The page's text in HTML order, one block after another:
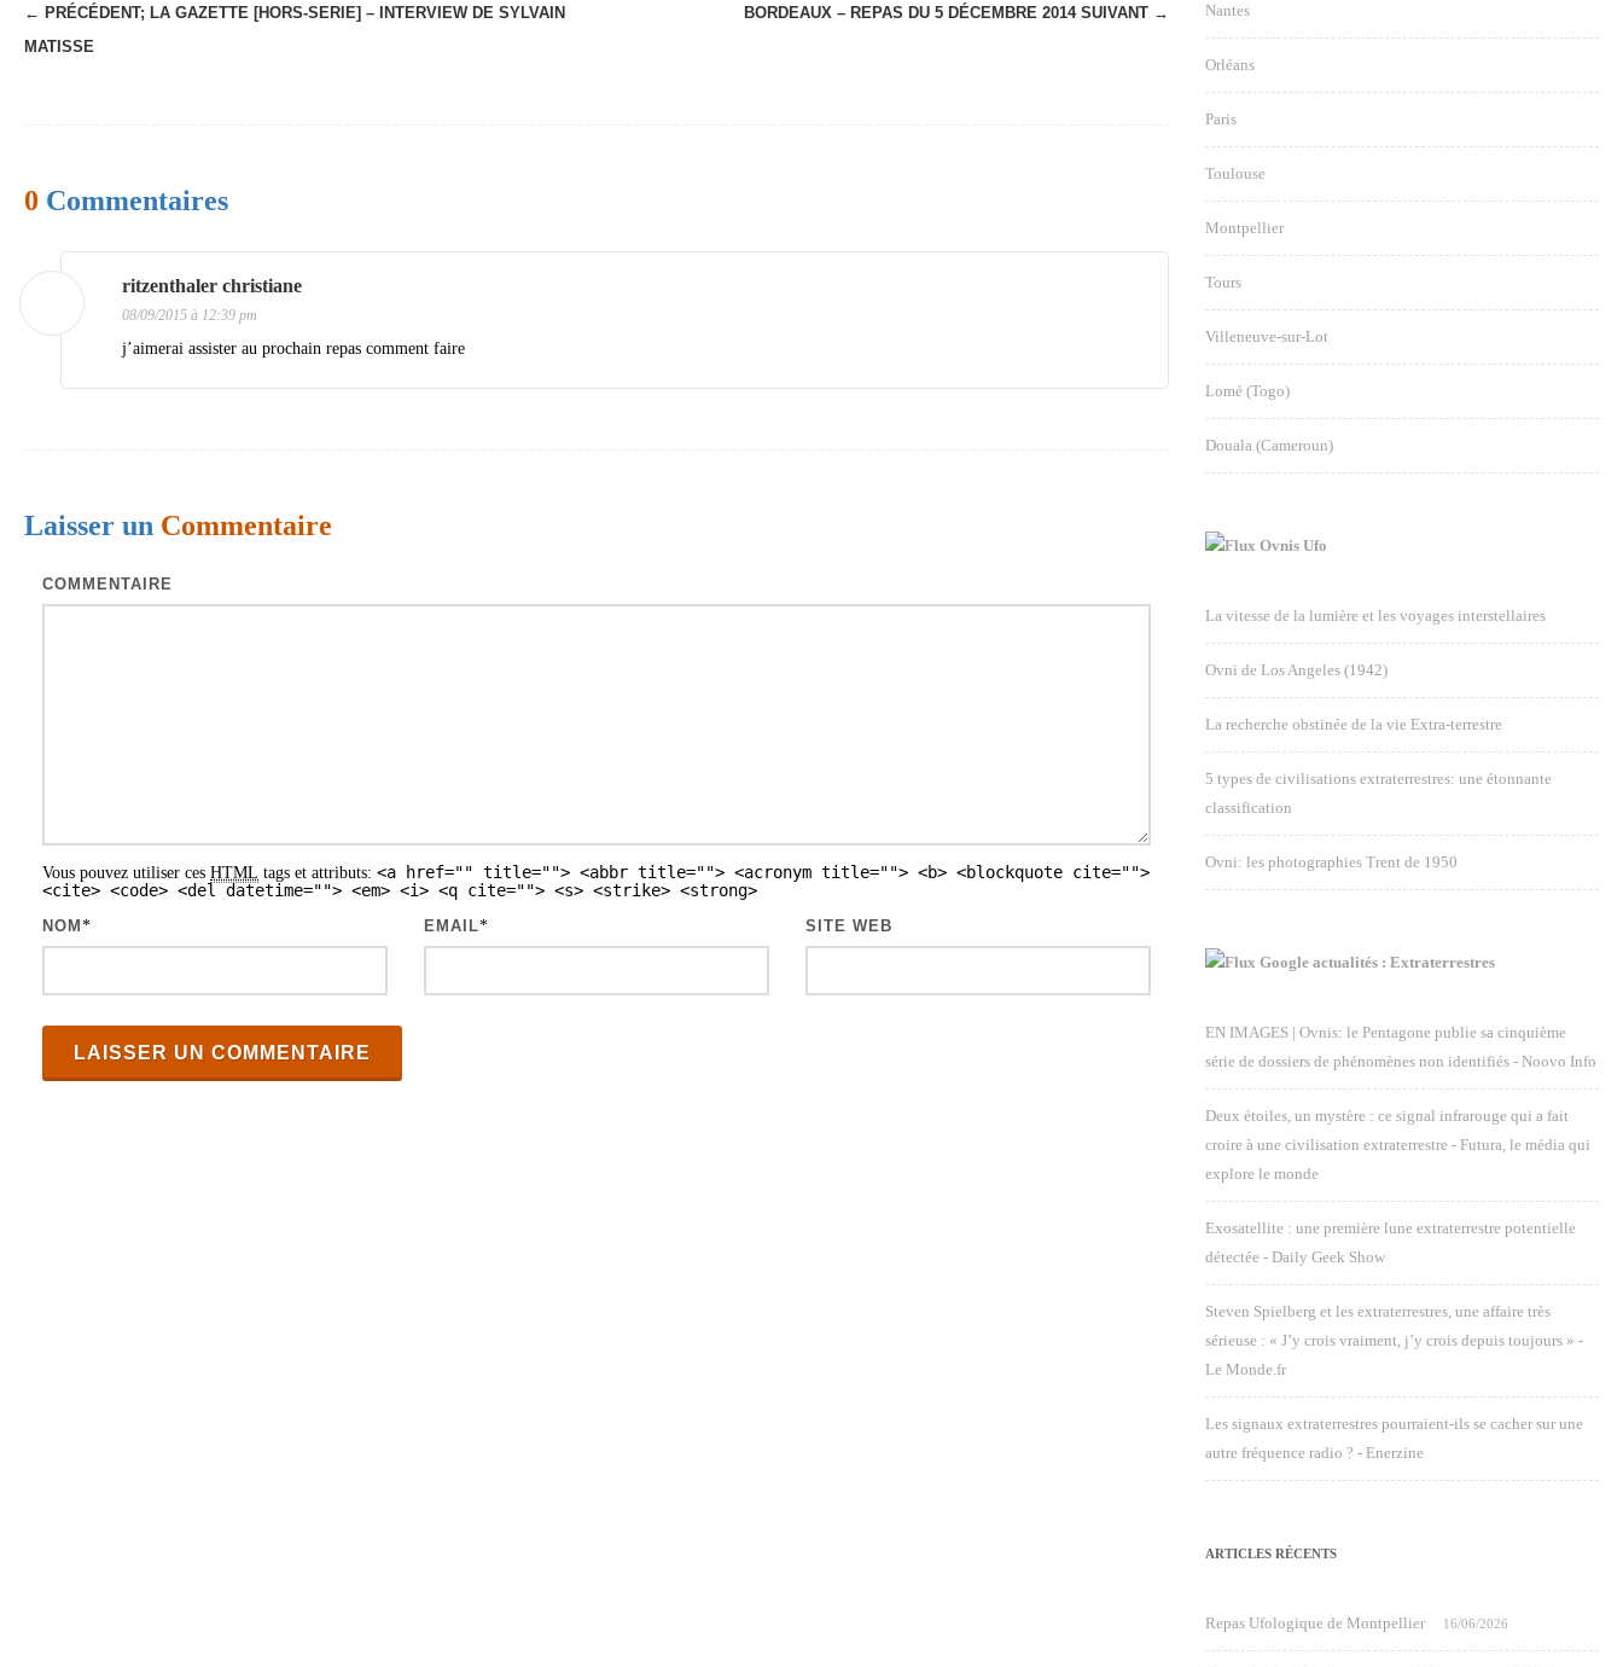
N
a
a
i
o
a
← PRÉCÉDENT; LA GAZETTE [HORS-SERIE] – INTERVIEW DE SYLVAIN
MATISSE
BORDEAUX – REPAS DU 5 DÉCEMBRE 2014 SUIVANT →
0 Commentaires
ritzenthaler christiane
08/09/2015 à 12:39 pm
j’aimerai assister au prochain repas comment faire
Laisser un Commentaire
COMMENTAIRE
Vous pouvez utiliser ces HTML tags et attributs: <a href="" title=""> <abbr title=""> <acronym title=""> <b> <blockquote cite="">
<cite> <code> <del datetime=""> <em> <i> <q cite=""> <s> <strike> <strong>
NOM * EMAIL* SITE WEB
Nantes
Orléans
Paris
Toulouse
Montpellier
Tours
Villeneuve-sur-Lot
Lomé (Togo)
Douala (Cameroun)
Ovnis Ufo
La vitesse de la lumière et les voyages interstellaires
Ovni de Los Angeles (1942)
La recherche obstinée de la vie Extra-terrestre
5 types de civilisations extraterrestres: une étonnante
classification
Ovni: les photographies Trent de 1950
Google actualités : Extraterrestres
EN IMAGES | Ovnis: le Pentagone publie sa cinquième
série de dossiers de phénomènes non identifiés - Noovo Info
Deux étoiles, un mystère : ce signal infrarouge qui a fait
croire à une civilisation extraterrestre - Futura, le média qui
explore le monde
Exosatellite : une première lune extraterrestre potentielle
détectée - Daily Geek Show
Steven Spielberg et les extraterrestres, une affaire très
sérieuse : « J’y crois vraiment, j’y crois depuis toujours » -
Le Monde.fr
Les signaux extraterrestres pourraient-ils se cacher sur une
autre fréquence radio ? - Enerzine
ARTICLES RÉCENTS
Repas Ufologique de Montpellier 16/06/2026